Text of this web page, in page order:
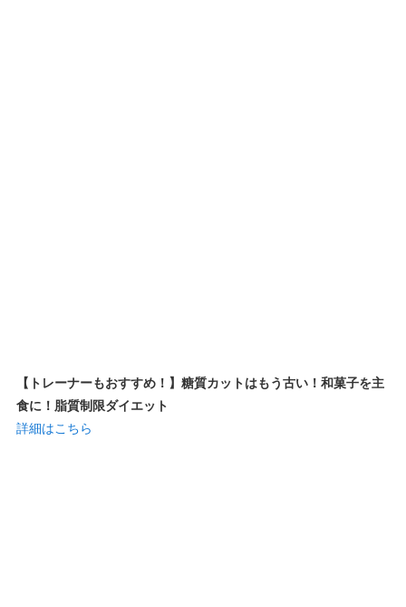
【トレーナーもおすすめ！】糖質カットはもう古い！和菓子を主
食に！脂質制限ダイエット
詳細はこちら